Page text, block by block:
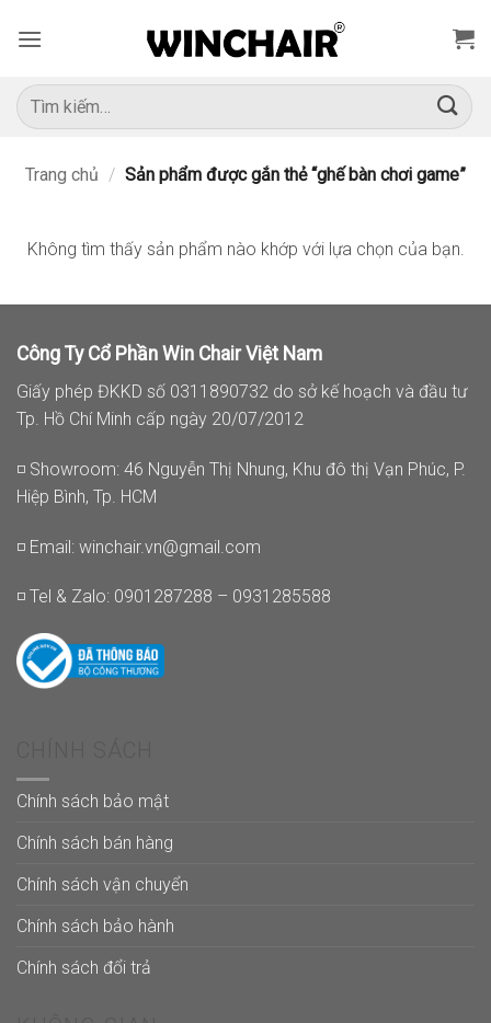
qua
dung
Tìm
kiếm:
Trang chủ / Sản phẩm được gắn thẻ “ghế bàn chơi game”
Không tìm thấy sản phẩm nào khớp với lựa chọn của bạn.
Công Ty Cổ Phần Win Chair Việt Nam
Giấy phép ĐKKD số 0311890732 do sở kế hoạch và đầu tư
Tp. Hồ Chí Minh cấp ngày 20/07/2012
◽ Showroom: 46 Nguyễn Thị Nhung, Khu đô thị Vạn Phúc, P.
Hiệp Bình, Tp. HCM
◽ Email: winchair.vn@gmail.com
◽ Tel & Zalo: 0901287288 – 0931285588
Chính sách bảo mật
Chính sách bán hàng
Chính sách vận chuyển
Chính sách bảo hành
Chính sách đổi trả